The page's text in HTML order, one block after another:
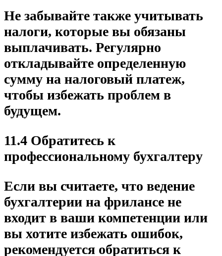
Не забывайте также учитывать
налоги, которые вы обязаны
выплачивать. Регулярно
откладывайте определенную
сумму на налоговый платеж,
чтобы избежать проблем в
будущем.
11.4 Обратитесь к
профессиональному бухгалтеру
Если вы считаете, что ведение
бухгалтерии на фрилансе не
входит в ваши компетенции или
вы хотите избежать ошибок,
рекомендуется обратиться к